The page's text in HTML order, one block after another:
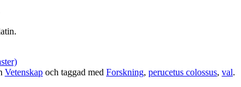
Vetenskap och taggad med Forskning, perucetus colossus, val.